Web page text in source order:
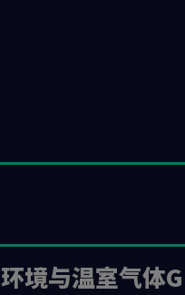
环境与温室气体